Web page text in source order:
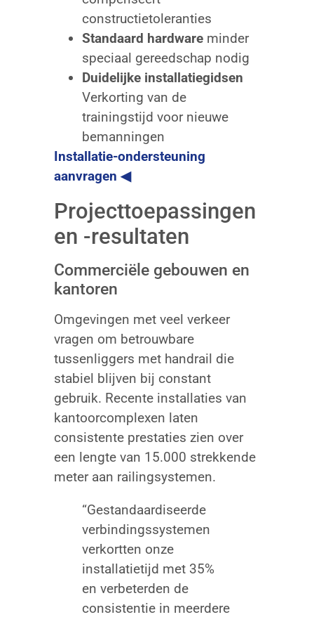
constructietoleranties
Standaard hardwareminder
speciaal gereedschap nodig
Duidelijke installatiegidsen
Verkorting van de
trainingstijd voor nieuwe
bemanningen
Installatie-ondersteuning
aanvragen ◀
Projecttoepassingen
en -resultaten
Commerciële gebouwen en
kantoren
Omgevingen met veel verkeer
vragen om betrouwbare
tussenliggers met handrail die
stabiel blijven bij constant
gebruik. Recente installaties van
kantoorcomplexen laten
consistente prestaties zien over
een lengte van 15.000 strekkende
meter aan railingsystemen.
“Gestandaardiseerde
verbindingssystemen
verkortten onze
installatietijd met 35%
en verbeterden de
consistentie in meerdere